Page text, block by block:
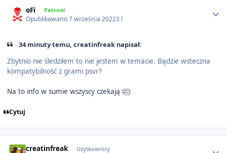
oFi Patroni
Opublikowano7 września 20223 l
34 minuty temu, creatinfreak napisał:
Zbytnio nie śledziłem to nie jestem w temacie. Będzie wsteczna
kompatybilność z grami psvr?
Na to info w sumie wszyscy czekają
Cytuj
creatinfreak Użytkownicy